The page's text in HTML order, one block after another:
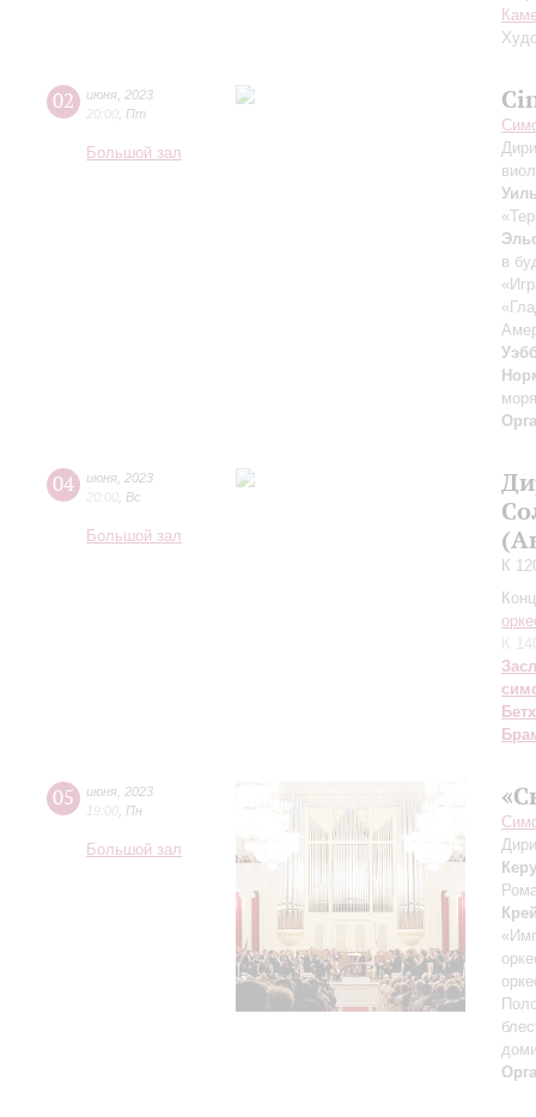
02 июня 2023
20:00 Пт
Большой зал
в
04 июня 2023
20:00 Вс
Большой зал
К
К
05 июня 2023
19:00 Пн
Большой зал